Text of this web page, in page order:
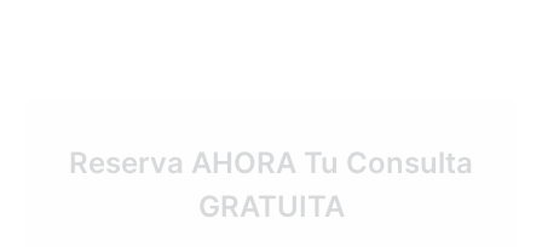
Reserva AHORA Tu Consulta
GRATUITA